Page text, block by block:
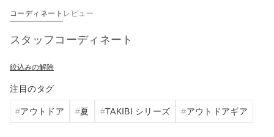
コーディネート レビュー
スタッフコーディネート
絞込みの解除
注目のタグ
アウトドア 夏 TAKIBI シリーズ アウトドアギア